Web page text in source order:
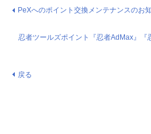
PeXへのポイント交換メンテナンスのお
忍者ツールズポイント『忍者AdMax』
戻る